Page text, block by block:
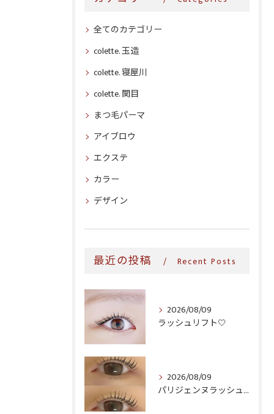
全てのカテゴリー
colette. 玉造
colette. 寝屋川
colette. 関目
まつ毛パーマ
アイブロウ
エクステ
カラー
デザイン
最近の投稿 Recent Posts
2026/08/09
ラッシュリフト‎🤍
2026/08/09
パリジェンヌラッシュリフト♪